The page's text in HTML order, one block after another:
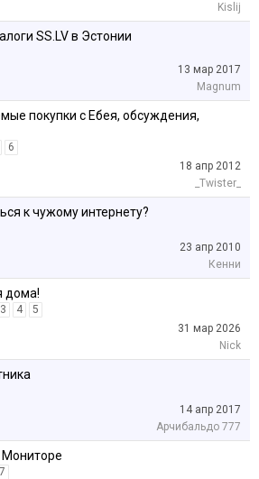
Kislij
SS.LV в Эстонии
13 мар 2017
Magnum
покупки с Ебея, обсуждения,
6
18 апр 2012
_Twister_
к чужому интернету?
23 апр 2010
Кенни
дома!
3 4
5
31 мар 2026
Nick
14 апр 2017
Арчибальдо 777
7